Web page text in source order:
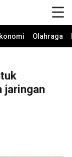
Olahraga
jaringan